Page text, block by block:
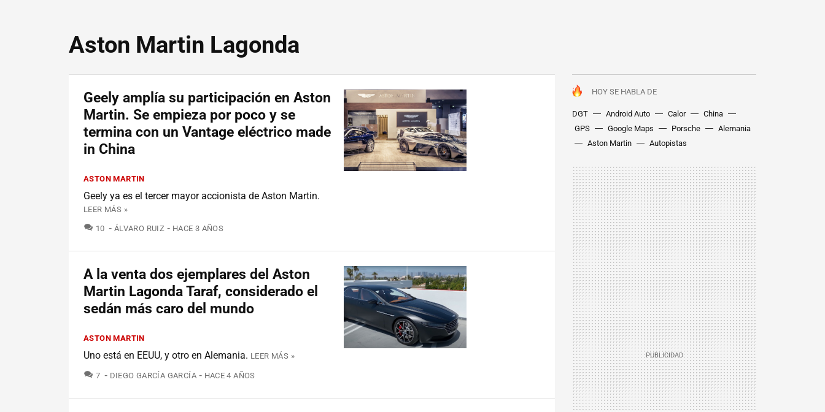
Aston Martin Lagonda
HOY SE HABLA DE
DGT Android Auto Calor
China
GPS
Google Maps Porsche
Alemania
Aston Martin
Autopistas
Geely amplía su participación en Aston
Martin. Se empieza por poco y se
termina con un Vantage eléctrico made
in China
ASTON MARTIN
Geely ya es el tercer mayor accionista de Aston Martin.
LEER MÁS »
10 COMENTARIOS
ÁLVARO RUIZ HACE 3 AÑOS
A la venta dos ejemplares del Aston
Martin Lagonda Taraf, considerado el
sedán más caro del mundo
ASTON MARTIN
Uno está en EEUU, y otro en Alemania. LEER MÁS »
7 COMENTARIOS
DIEGO GARCÍA GARCÍA HACE 4 AÑOS